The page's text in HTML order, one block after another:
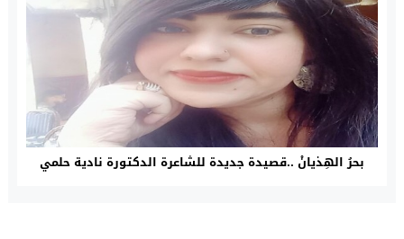
بحرُ الهِذيانْ ..قصيدة جديدة للشاعرة الدكتورة نادية حلمي